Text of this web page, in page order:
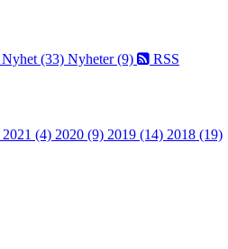
Nyhet (33) Nyheter (9) RSS
2021 (4) 2020 (9) 2019 (14) 2018 (19)